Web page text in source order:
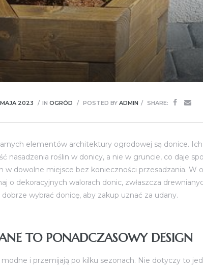
2023 INOGRÓD POSTED BYADMIN SHARE:
elementów architektury ogrodowej są donice.
nasadzenia roślin w donicy, a nie w gruncie, co daje
w dowolne miejsce bez konieczności przesadzania. W
o dekoracyjnych walorach donic, zwłaszcza
wybrać donicę, aby zakup uznać za udany.
TO PONADCZASOWY DESIGN
modne i przemijają po kilku sezonach. Nie dotyczy to